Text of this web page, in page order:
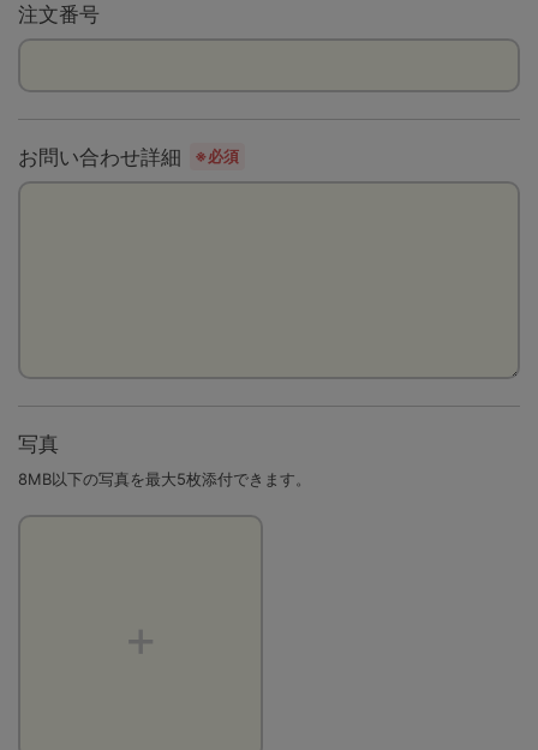
注文番号
お問い合わせ詳細 ※必須
写真
8MB以下の写真を最大5枚添付できます。
+